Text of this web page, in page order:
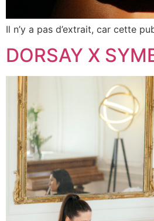
Il n’y a pas d’extrait, car cette
DORSAY X